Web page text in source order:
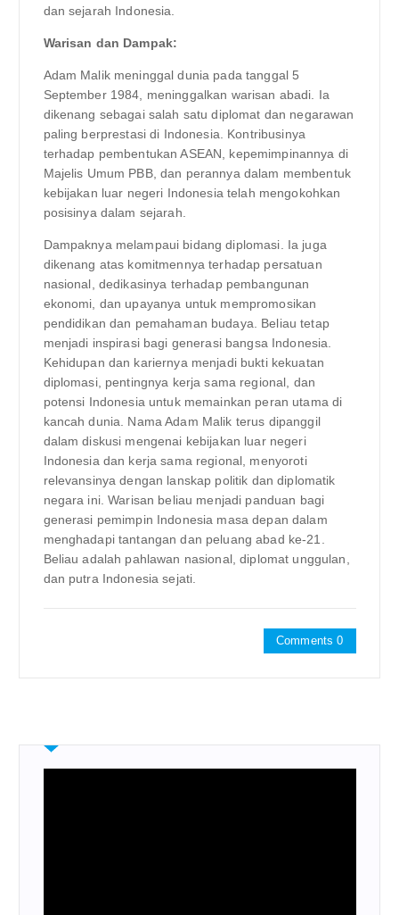
dan sejarah Indonesia.
Warisan dan Dampak:
Adam Malik meninggal dunia pada tanggal 5
September 1984, meninggalkan warisan abadi. Ia
dikenang sebagai salah satu diplomat dan negarawan
paling berprestasi di Indonesia. Kontribusinya
terhadap pembentukan ASEAN, kepemimpinannya di
Majelis Umum PBB, dan perannya dalam membentuk
kebijakan luar negeri Indonesia telah mengokohkan
posisinya dalam sejarah.
Dampaknya melampaui bidang diplomasi. Ia juga
dikenang atas komitmennya terhadap persatuan
nasional, dedikasinya terhadap pembangunan
ekonomi, dan upayanya untuk mempromosikan
pendidikan dan pemahaman budaya. Beliau tetap
menjadi inspirasi bagi generasi bangsa Indonesia.
Kehidupan dan kariernya menjadi bukti kekuatan
diplomasi, pentingnya kerja sama regional, dan
potensi Indonesia untuk memainkan peran utama di
kancah dunia. Nama Adam Malik terus dipanggil
dalam diskusi mengenai kebijakan luar negeri
Indonesia dan kerja sama regional, menyoroti
relevansinya dengan lanskap politik dan diplomatik
negara ini. Warisan beliau menjadi panduan bagi
generasi pemimpin Indonesia masa depan dalam
menghadapi tantangan dan peluang abad ke-21.
Beliau adalah pahlawan nasional, diplomat unggulan,
dan putra Indonesia sejati.
Comments 0